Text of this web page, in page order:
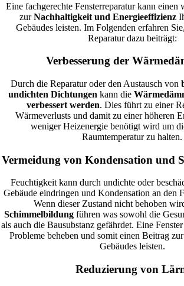
Eine fachgerechte Fensterreparatur kann einen
zurNachhaltigkeit und Energieeffizienz
Gebäudes leisten. Im Folgenden erfahren
Reparatur dazu beiträgt:
Verbesserung der
Durch die Reparatur oder den Austausch von
undichten Dichtungen kann die
verbessert werden. Dies führt zu einer
Wärmeverlusts und damit zu einer höheren
weniger Heizenergie benötigt wird um
Raumtemperatur zu halten.
Vermeidung von Kondensation und
Feuchtigkeit kann durch undichte oder
Gebäude eindringen und Kondensation an den
Wenn dieser Zustand nicht behoben
Schimmelbildungführen was sowohl die
als auch die Bausubstanz gefährdet. Eine
Probleme beheben und somit einen Beitrag
Gebäudes leisten.
Reduzierung von